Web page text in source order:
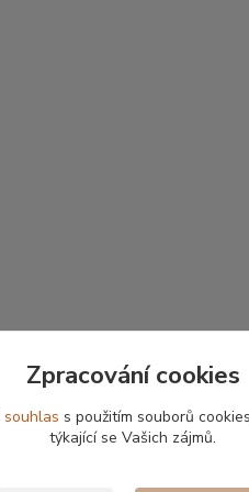
Zpracování cookies
souhlas s použitím souborů
týkající se Vašich zájmů.